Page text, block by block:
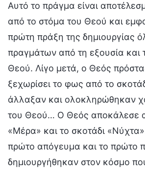
Αυτό το πράγμα είναι
από το στόμα του Θεού και
πρώτη πράξη της δημιουργίας
πραγμάτων από τη εξουσία και
Θεού. Λίγο μετά, ο Θεός
ξεχωρίσει το φως από το
άλλαξαν και ολοκληρώθηκαν
του Θεού… Ο Θεός αποκάλεσε
«Μέρα» και το σκοτάδι
πρώτο απόγευμα και το πρώτο
δημιουργήθηκαν στον κόσμο